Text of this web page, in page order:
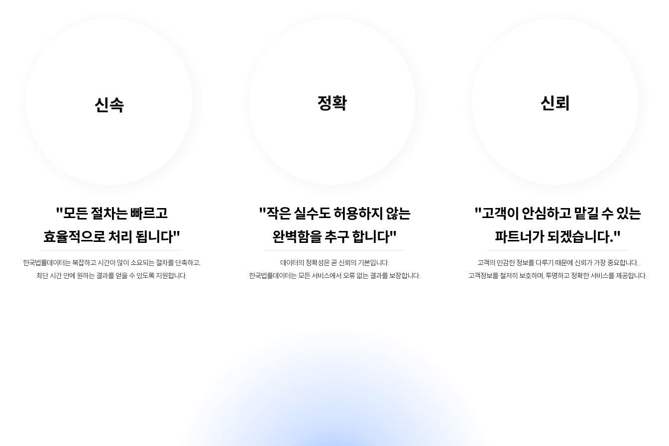
"모든 절차는 빠르고
효율적으로 처리 됩니다"
한국법률데이터는 복잡하고 시간이 많이 소요되는 절차를 단축하고,
최단 시간 안에 원하는 결과를 얻을 수 있도록 지원합니다.
"작은 실수도 허용하지 않는
완벽함을 추구 합니다"
데이터의 정확성은 곧 신뢰의 기본입니다.
한국법률데이터는 모든 서비스에서 오류 없는 결과를 보장합니다.
"고객이 안심하고 맡길 수 있는
파트너가 되겠습니다."
고객의 민감한 정보를 다루기 때문에 신뢰가 가장 중요합니다.
고객정보를 철저히 보호하며, 투명하고 정확한 서비스를 제공합니다.